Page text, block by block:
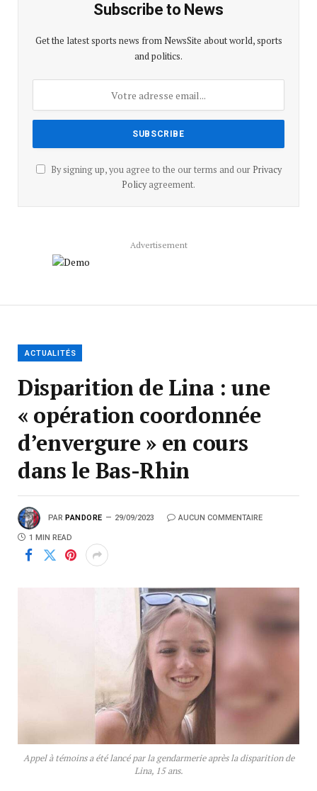
Subscribe to News
Get the latest sports news from NewsSite about world, sports
and politics.
By signing up, you agree to the our terms and our Privacy
Policyagreement.
Advertisement
ACTUALITÉS
Disparition de Lina : une
« opération coordonnée
d’envergure » en cours
dans le Bas-Rhin
PAR PANDORE 29/09/2023 AUCUN COMMENTAIRE
1 MIN READ
Appel à témoins a été lancé par la gendarmerie après la disparition de
Lina, 15 ans.